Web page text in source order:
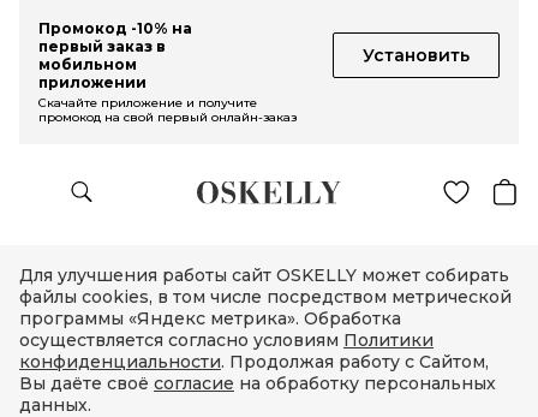
Промокод -10% на
первый заказ в
мобильном
приложении
Установить
Скачайте приложение и получите
промокод на свой первый онлайн-заказ
Для улучшения работы сайт OSKELLY может собирать
файлы cookies, в том числе посредством метрической
программы «Яндекс метрика». Обработка
осуществляется согласно условиям Политики
конфиденциальности. Продолжая работу с Сайтом,
Вы даёте своё согласие на обработку персональных
данных.